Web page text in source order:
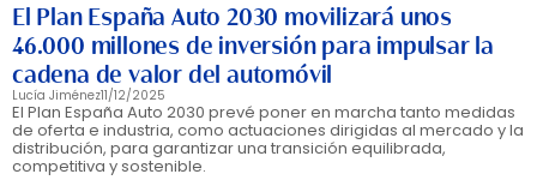
El Plan España Auto 2030 movilizará unos
46.000 millones de inversión para impulsar la
cadena de valor del automóvil
Lucía Jiménez11/12/2025
El Plan España Auto 2030 prevé poner en marcha tanto medidas
de oferta e industria, como actuaciones dirigidas al mercado y la
distribución, para garantizar una transición equilibrada,
competitiva y sostenible.